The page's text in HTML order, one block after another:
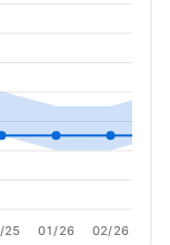
25 01/26 02/26